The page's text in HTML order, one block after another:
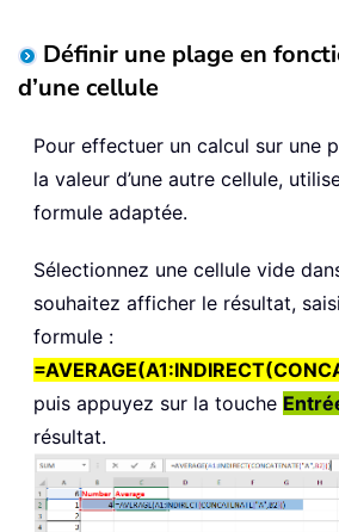
Définir une plage en
d’une cellule
Pour effectuer un calcul sur une
la valeur d’une autre cellule,
formule adaptée.
Sélectionnez une cellule vide
souhaitez afficher le résultat,
formule :
puis appuyez sur la touche
résultat.